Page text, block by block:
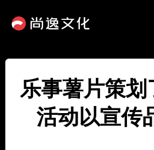
乐事薯片策
活动以宣传